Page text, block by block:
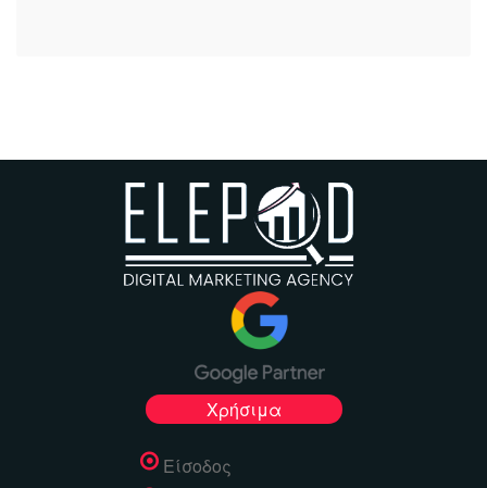
Χρήσιμα
Είσοδος